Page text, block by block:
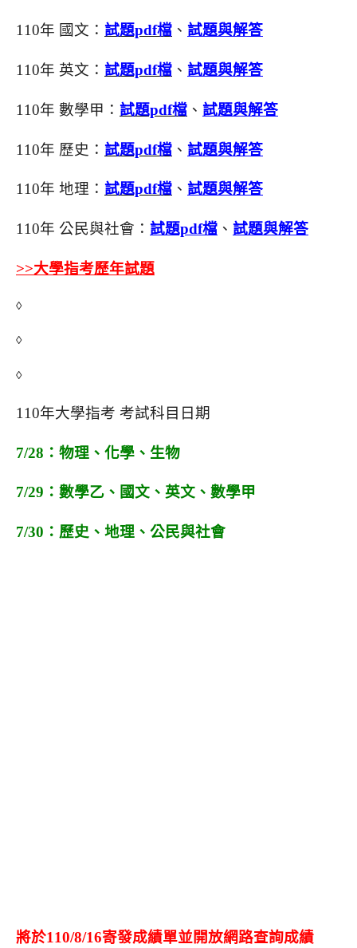
110年 國文： 試題pdf檔 、 試題與解答
110年 英文： 試題pdf檔 、 試題與解答
110年 數學甲： 試題pdf檔 、 試題與解答
110年 歷史： 試題pdf檔 、 試題與解答
110年 地理： 試題pdf檔 、 試題與解答
110年 公民與社會： 試題pdf檔 、 試題與解答
>>大學指考歷年試題
◊
◊
◊
110年大學指考 考試科目日期
7/28：物理、化學、生物
7/29：數學乙、國文、英文、數學甲
7/30：歷史、地理、公民與社會
將於110/8/16寄發成績單並開放網路查詢成績